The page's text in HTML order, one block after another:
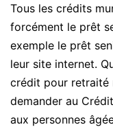
Tous les crédits
forcément le prêt
exemple le prêt
leur site internet.
crédit pour retraité
demander au
aux personnes